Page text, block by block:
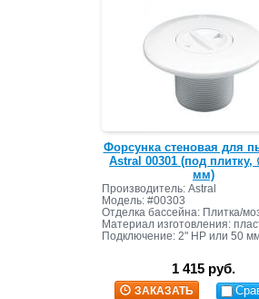
Форсунка стеновая для
Astral 00301 (под плитку,
мм)
Производитель: Astral
Модель: #00303
Отделка бассейна: Плитка/
Материал изготовления:
Подключение: 2" НР или 50
1 415 руб.
ЗАКАЗАТЬ